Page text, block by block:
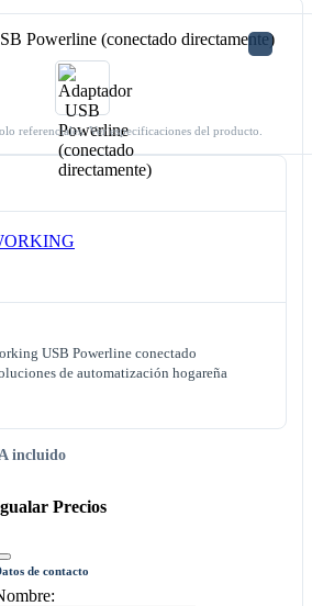
referenciales. Ver especificaciones del producto.
USB Powerline conectado
de automatización hogareña
incluido
Precios
de contacto